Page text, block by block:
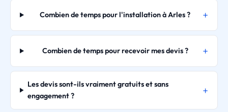
Combien de temps pour l'installation à Arles ?
Combien de temps pour recevoir mes devis ?
Les devis sont-ils vraiment gratuits et sans
engagement ?